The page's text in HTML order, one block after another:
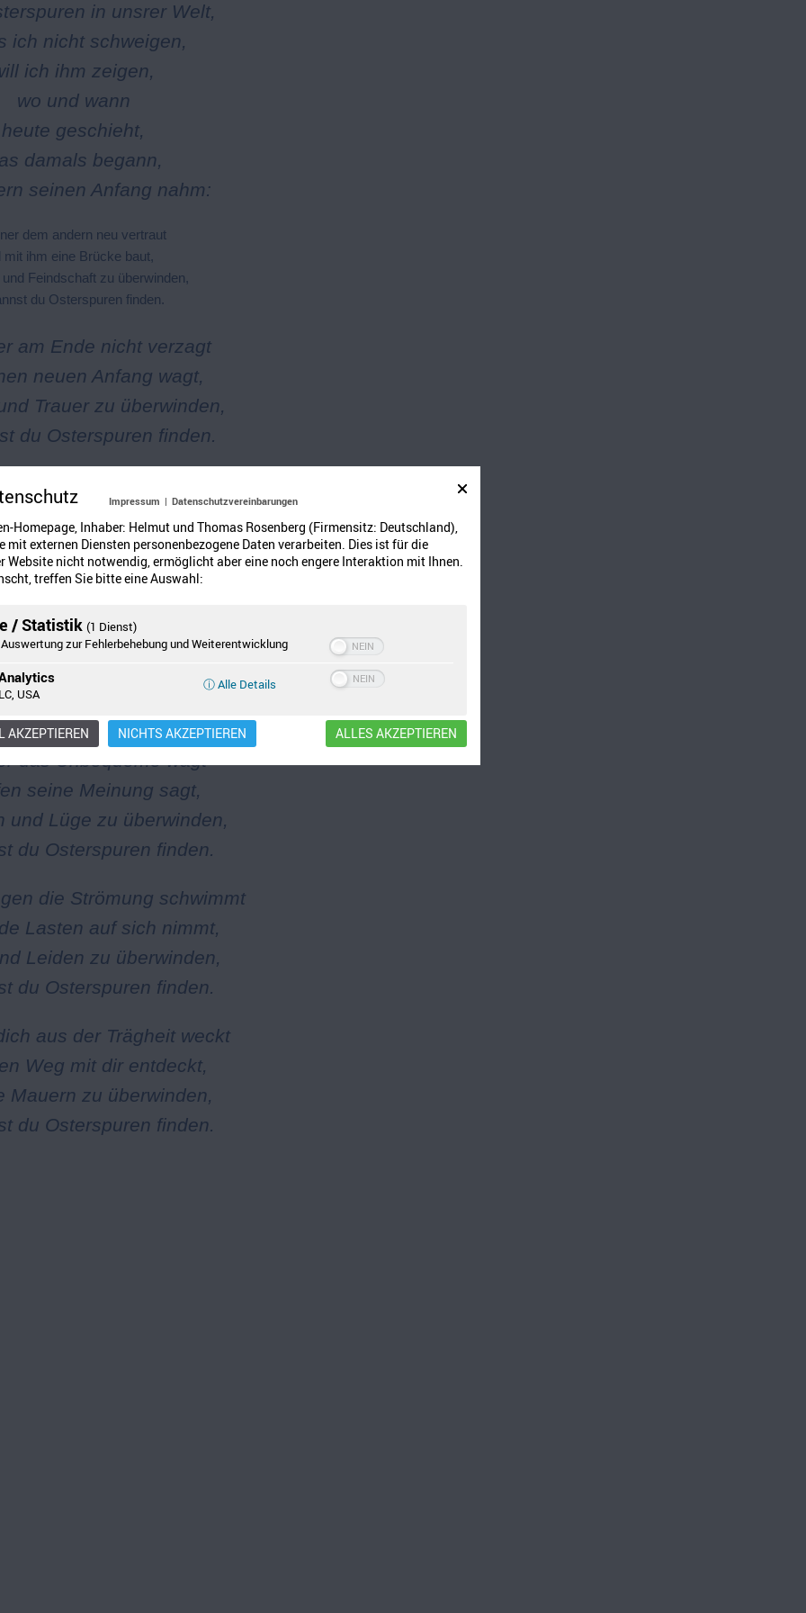
in unsrer Welt,
ich nicht schweigen,
ich ihm zeigen,
wo und wann
heute geschieht,
damals begann,
seinen Anfang nahm:
dem andern neu vertraut
mit ihm eine Brücke baut,
Feindschaft zu überwinden,
du Osterspuren finden.
am Ende nicht verzagt
neuen Anfang wagt,
Trauer zu überwinden,
du Osterspuren finden.
Dunkeln nicht verstummt,
Lied der Hoffnung summt,
zu überwinden
du Osterspuren finden.
Unrecht beim Namen nennt
seiner Schuld bekennt,
zu überwinden,
das Unbequeme wagt
seine Meinung sagt,
und Lüge zu überwinden,
du Osterspuren finden.
die Strömung schwimmt
Lasten auf sich nimmt,
Leiden zu überwinden,
du Osterspuren finden.
aus der Trägheit weckt
Weg mit dir entdeckt,
Mauern zu überwinden,
du Osterspuren finden.
Impressum | Datenschutzvereinbarungen
Homepage, Inhaber: Helmut und Thomas Rosenberg (Firmensitz: Deutschland),
mit externen Diensten personenbezogene Daten verarbeiten. Dies ist für die
Website nicht notwendig, ermöglicht aber eine noch engere Interaktion mit Ihnen.
treffen Sie bitte eine Auswahl:
/ Statistik (1 Dienst)
zur Fehlerbehebung und Weiterentwicklung
USA
ⓘ Alle Details
AKZEPTIEREN NICHTS AKZEPTIEREN ALLES AKZEPTIEREN